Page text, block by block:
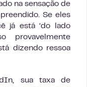
na sensação de
Se eles
já está ‘do lado
provavelmente
dizendo ressoa
sua taxa de